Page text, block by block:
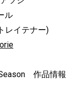
ル
レイテナー)
作品情報